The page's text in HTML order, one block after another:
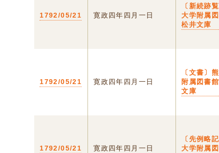
1792/05/21 寛政四年四月一日
〔新続跡
大学附属
松井文庫
1792/05/21 寛政四年四月一日
〔文書〕
附属図書
文庫
1792/05/21 寛政四年四月一日
〔先例略
大学附属